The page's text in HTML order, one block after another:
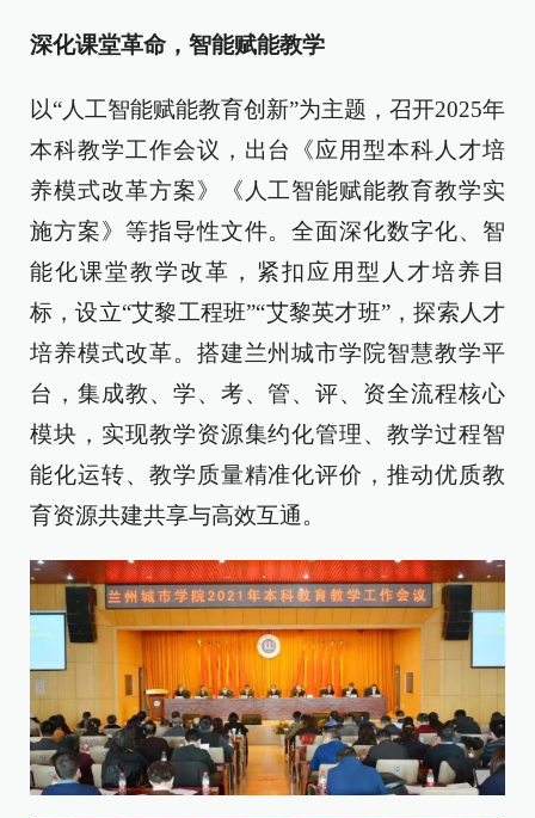
深化课堂革命，智能赋能教学
以“人工智能赋能教育创新”为主题，召开2025年
本科教学工作会议，出台《应用型本科人才培
养模式改革方案》《人工智能赋能教育教学实
施方案》等指导性文件。全面深化数字化、智
能化课堂教学改革，紧扣应用型人才培养目
标，设立“艾黎工程班”“艾黎英才班”，探索人才
培养模式改革。搭建兰州城市学院智慧教学平
台，集成教、学、考、管、评、资全流程核心
模块，实现教学资源集约化管理、教学过程智
能化运转、教学质量精准化评价，推动优质教
育资源共建共享与高效互通。